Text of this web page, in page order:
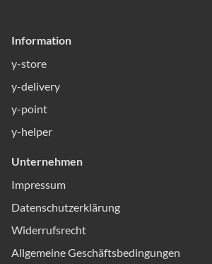
Information
y-store
y-delivery
y-point
y-helper
Unternehmen
Impressum
Datenschutzerklärung
Widerrufsrecht
Allgemeine Geschäftsbedingungen